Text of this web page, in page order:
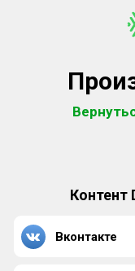
Контент
Вконтакте